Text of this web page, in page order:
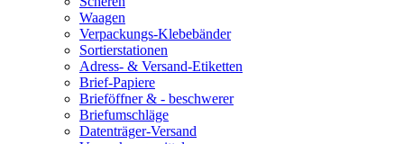
Waagen
Verpackungs-Klebebänder
Sortierstationen
Adress- & Versand-Etiketten
Brief-Papiere
Brieföffner & - beschwerer
Briefumschläge
Datenträger-Versand